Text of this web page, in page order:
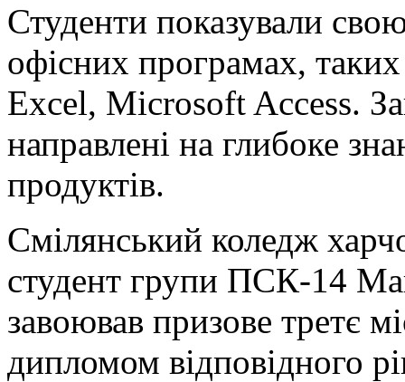
Студенти показували
офісних програмах,
Excel, Microsoft Access.
направлені на глибоке
продуктів.
Смілянський коледж
студент групи ПСК-14
завоював призове третє
дипломом відповідного